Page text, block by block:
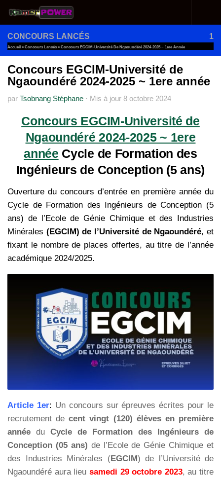
Au dessous du contenu
CONCOURS LANCÉS 1
Accueil » Concours Lancés » Concours EGCIM-Université De Ngaoundéré 2024-2025 ~ 1ere Année
Concours EGCIM-Université de
Ngaoundéré 2024-2025 ~ 1ere année
par Tsobnang Stéphane · Mis à jour 8 octobre 2024
Concours EGCIM-Université de
Ngaoundéré 2024-2025 ~ 1ere
année Cycle de Formation des
Ingénieurs de Conception (5 ans)
Ouverture du concours d’entrée en première année du
Cycle de Formation des Ingénieurs de Conception (5
ans) de l’Ecole de Génie Chimique et des Industries
Minérales (EGCIM) de l’Université de Ngaoundéré, et
fixant le nombre de places offertes, au titre de l’année
académique 2024/2025.
Article 1er: Un concours sur épreuves écrites pour le
recrutement decent vingt (120) élèves en première
année du Cycle de Formation des Ingénieurs de
Conception (05 ans) de l’Ecole de Génie Chimique et
des Industries Minérales (EGCIM) de l’Université de
Ngaoundéré aura lieu samedi 29 octobre 2023, au titre